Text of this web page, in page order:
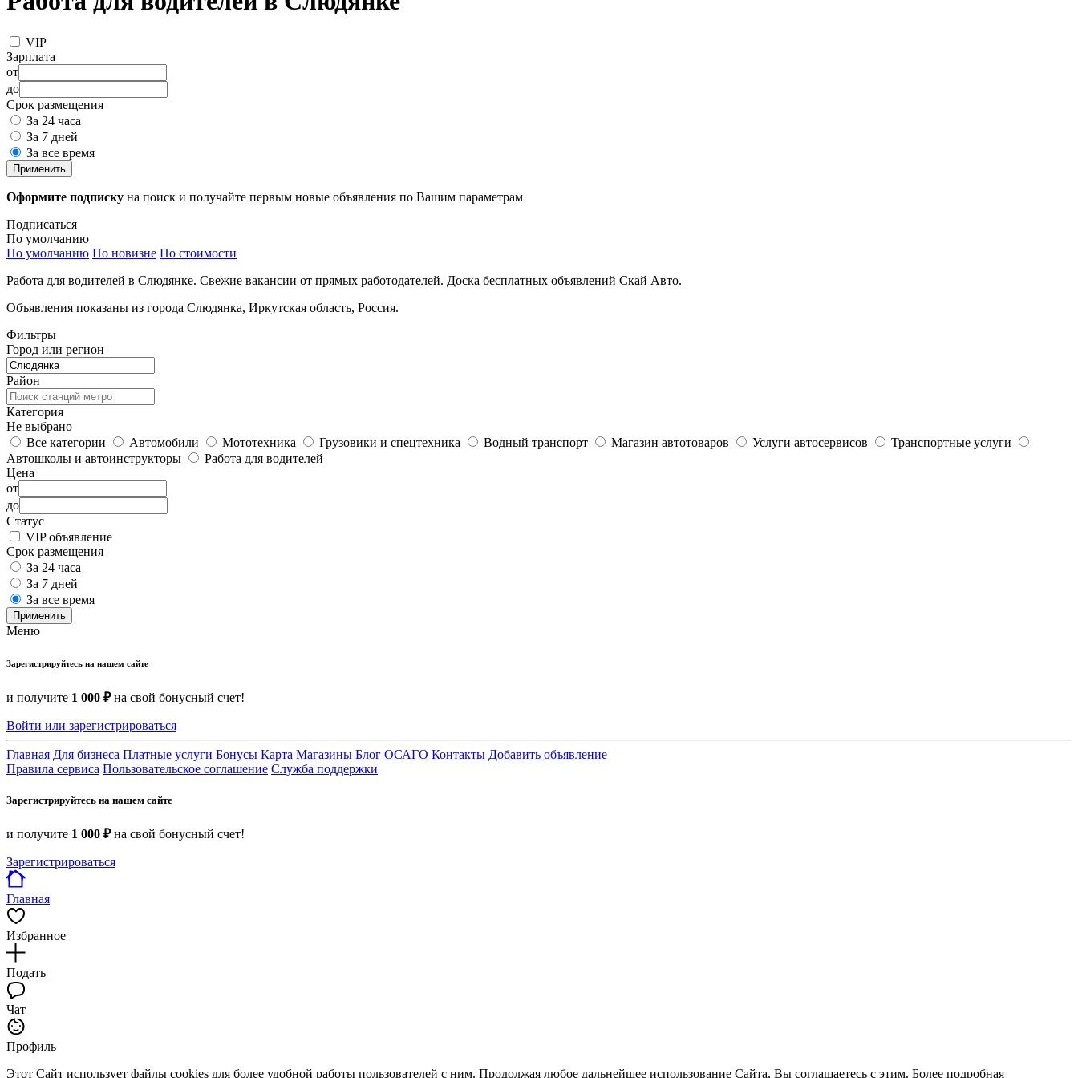
VIP
Зарплата
от
до
Срок размещения
За 24 часа
За 7 дней
За все время
Применить
Оформите подписку на поиск и получайте первым новые объявления по Вашим параметрам
Подписаться
По умолчанию
По умолчанию По новизне По стоимости
Работа для водителей в Слюдянке. Свежие вакансии от прямых работодателей. Доска бесплатных объявлений Скай Авто.
Объявления показаны из города Слюдянка, Иркутская область, Россия.
Фильтры
Город или регион
Район
Категория
Не выбрано
Все категории
Автомобили Мототехника Грузовики и спецтехника Водный транспорт Магазин автотоваров Услуги автосервисов
Транспортные услуги
Автошколы и автоинструкторы
Работа для водителей
Цена
от
до
Статус
VIP объявление
Срок размещения
За 24 часа
За 7 дней
За все время
Применить
Меню
Зарегистрируйтесь на нашем сайте
и получите 1 000 ₽на свой бонусный счет!
Войти или зарегистрироваться
Главная Для бизнеса Платные услуги Бонусы Карта Магазины Блог ОСАГО Контакты Добавить объявление
Правила сервиса Пользовательское соглашение Служба поддержки
Зарегистрируйтесь на нашем сайте
и получите 1 000 ₽на свой бонусный счет!
Зарегистрироваться
Главная
Избранное
Подать
Чат
Профиль
Этот Сайт использует файлы cookies для более удобной работы пользователей с ним. Продолжая любое дальнейшее использование Сайта, Вы соглашаетесь с этим. Более подробная